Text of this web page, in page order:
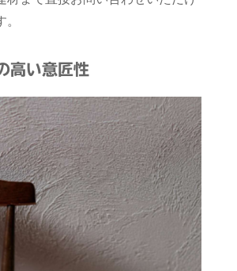
高い意匠性